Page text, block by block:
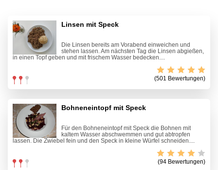
Linsen mit Speck
Die Linsen bereits am Vorabend einweichen und
stehen lassen. Am nächsten Tag die Linsen abgießen,
in einen Topf geben und mit ­frischem Wasser bedecken....
(501 Bewertungen)
Bohneneintopf mit Speck
Für den Bohneneintopf mit Speck die Bohnen mit
kaltem Wasser abschwemmen und gut abtropfen
lassen. Die Zwiebel fein und den Speck in kleine Würfel schneiden....
(94 Bewertungen)